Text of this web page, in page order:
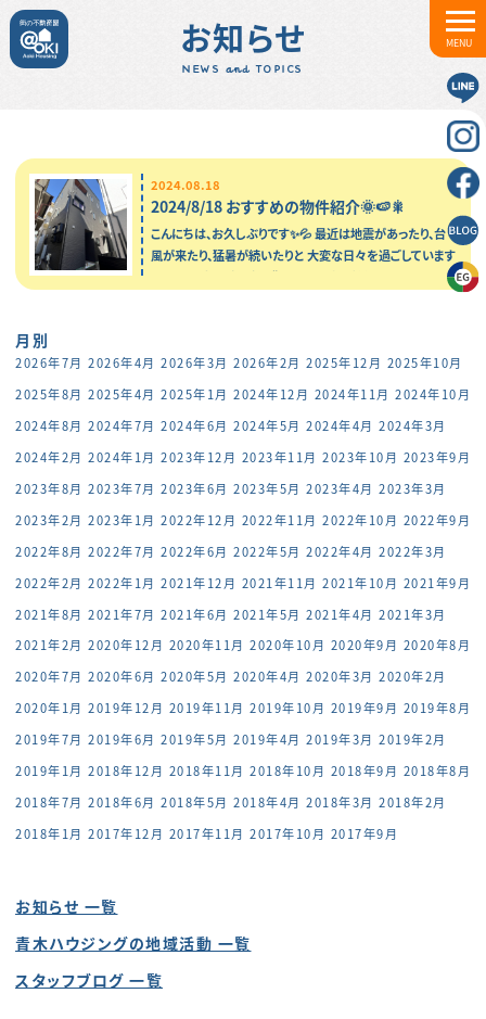
MENU
お知らせ
NEWS and TOPICS
2024.08.18
2024/8/18 おすすめの物件紹介🌞🍉🎇
こんにちは、お久しぶりです✨💦 最近は地震があったり、台
風が来たり、猛暑が続いたりと 大変な日々を過ごしています
よね・・・。 防災グッズを購入したり、水分補給を…
月別
2026年7月 2026年4月 2026年3月 2026年2月 2025年12月 2025年10月
2025年8月 2025年4月 2025年1月 2024年12月 2024年11月 2024年10月
2024年8月 2024年7月 2024年6月 2024年5月 2024年4月 2024年3月
2024年2月 2024年1月 2023年12月 2023年11月 2023年10月 2023年9月
2023年8月 2023年7月 2023年6月 2023年5月 2023年4月 2023年3月
2023年2月 2023年1月 2022年12月 2022年11月 2022年10月 2022年9月
2022年8月 2022年7月 2022年6月 2022年5月 2022年4月 2022年3月
2022年2月 2022年1月 2021年12月 2021年11月 2021年10月 2021年9月
2021年8月 2021年7月 2021年6月 2021年5月 2021年4月 2021年3月
2021年2月 2020年12月 2020年11月 2020年10月 2020年9月 2020年8月
2020年7月 2020年6月 2020年5月 2020年4月 2020年3月 2020年2月
2020年1月 2019年12月 2019年11月 2019年10月 2019年9月 2019年8月
2019年7月 2019年6月 2019年5月 2019年4月 2019年3月 2019年2月
2019年1月 2018年12月 2018年11月 2018年10月 2018年9月 2018年8月
2018年7月 2018年6月 2018年5月 2018年4月 2018年3月 2018年2月
2018年1月 2017年12月 2017年11月 2017年10月 2017年9月
お知らせ 一覧
青木ハウジングの地域活動 一覧
スタッフブログ 一覧